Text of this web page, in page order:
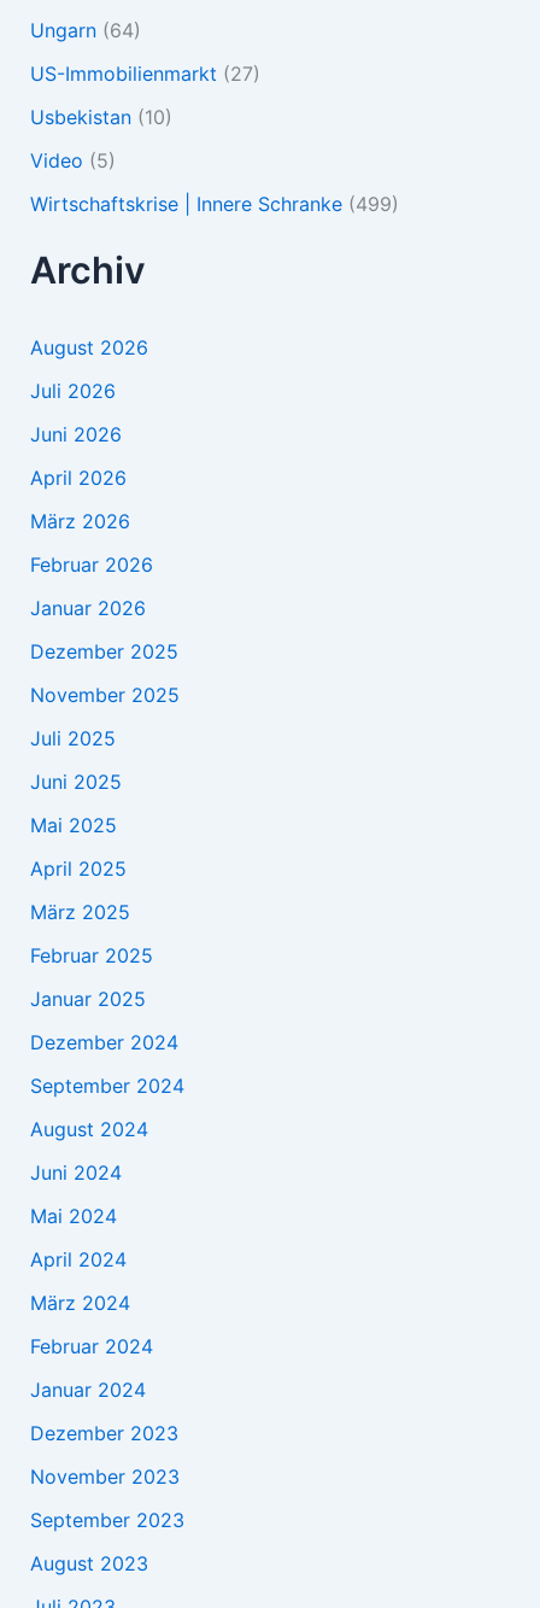
Ungarn(64)
US-Immobilienmarkt (27)
Usbekistan(10)
Video (5)
Wirtschaftskrise | Innere Schranke(499)
Archiv
August 2026
Juli 2026
Juni 2026
April 2026
März 2026
Februar 2026
Januar 2026
Dezember 2025
November 2025
Juli 2025
Juni 2025
Mai 2025
April 2025
März 2025
Februar 2025
Januar 2025
Dezember 2024
September 2024
August 2024
Juni 2024
Mai 2024
April 2024
März 2024
Februar 2024
Januar 2024
Dezember 2023
November 2023
September 2023
August 2023